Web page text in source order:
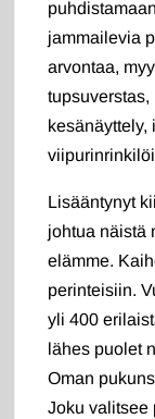
jammailevia
arvontaa,
kesänäyttely,
Lisääntynyt
johtua näistä
elämme.
perinteisiin.
yli 400
lähes puolet
Oman
Joku valitsee